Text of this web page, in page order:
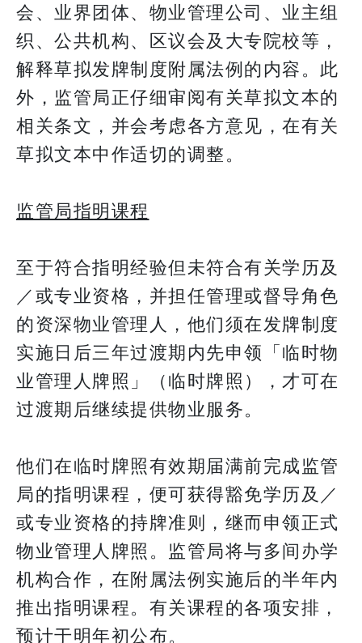
会、业界团体、物业管理公司、业主组
织、公共机构、区议会及大专院校等，
解释草拟发牌制度附属法例的内容。此
外，监管局正仔细审阅有关草拟文本的
相关条文，并会考虑各方意见，在有关
草拟文本中作适切的调整。
监管局指明课程
至于符合指明经验但未符合有关学历及
／或专业资格，并担任管理或督导角色
的资深物业管理人，他们须在发牌制度
实施日后三年过渡期内先申领「临时物
业管理人牌照」（临时牌照），才可在
过渡期后继续提供物业服务。
他们在临时牌照有效期届满前完成监管
局的指明课程，便可获得豁免学历及／
或专业资格的持牌准则，继而申领正式
物业管理人牌照。监管局将与多间办学
机构合作，在附属法例实施后的半年内
推出指明课程。有关课程的各项安排，
预计于明年初公布。